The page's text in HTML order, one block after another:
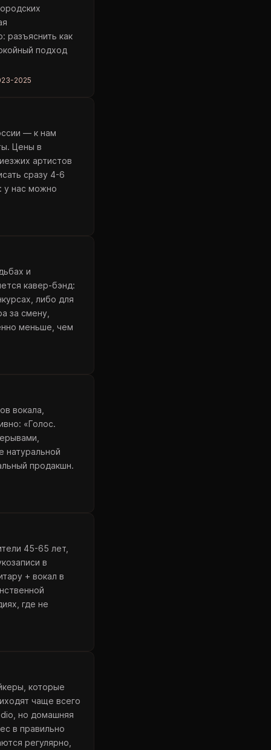
разъяснить как
подход
2025
— к нам
Цены в
артистов
сразу 4-6
у нас можно
и
кавер-бэнд:
либо для
за смену,
меньше, чем
вокала,
«Голос.
натуральной
продакшн.
45-65 лет,
в
+ вокал в
где не
которые
чаще всего
но домашняя
в правильно
регулярно,